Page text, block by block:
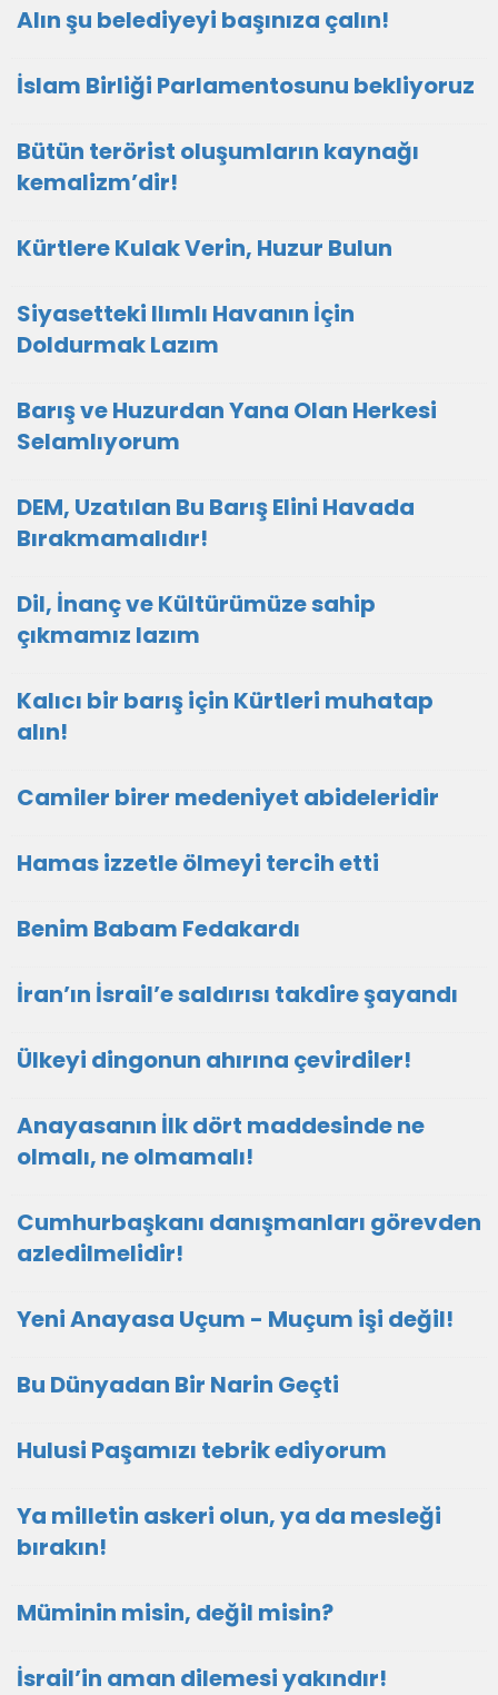
Alın şu belediyeyi başınıza çalın!
İslam Birliği Parlamentosunu bekliyoruz
Bütün terörist oluşumların kaynağı
kemalizm’dir!
Kürtlere Kulak Verin, Huzur Bulun
Siyasetteki Ilımlı Havanın İçin
Doldurmak Lazım
Barış ve Huzurdan Yana Olan Herkesi
Selamlıyorum
DEM, Uzatılan Bu Barış Elini Havada
Bırakmamalıdır!
Dil, İnanç ve Kültürümüze sahip
çıkmamız lazım
Kalıcı bir barış için Kürtleri muhatap
alın!
Camiler birer medeniyet abideleridir
Hamas izzetle ölmeyi tercih etti
Benim Babam Fedakardı
İran’ın İsrail’e saldırısı takdire şayandı
Ülkeyi dingonun ahırına çevirdiler!
Anayasanın İlk dört maddesinde ne
olmalı, ne olmamalı!
Cumhurbaşkanı danışmanları görevden
azledilmelidir!
Yeni Anayasa Uçum - Muçum işi değil!
Bu Dünyadan Bir Narin Geçti
Hulusi Paşamızı tebrik ediyorum
Ya milletin askeri olun, ya da mesleği
bırakın!
Müminin misin, değil misin?
İsrail’in aman dilemesi yakındır!